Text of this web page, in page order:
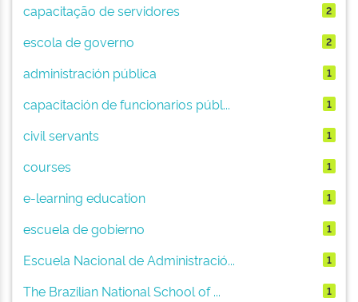
capacitação de servidores
2
escola de governo 2
administración pública 1
capacitación de funcionarios públ... 1
civil servants 1
courses 1
e-learning education 1
escuela de gobierno 1
Escuela Nacional de Administració... 1
The Brazilian National School of ... 1